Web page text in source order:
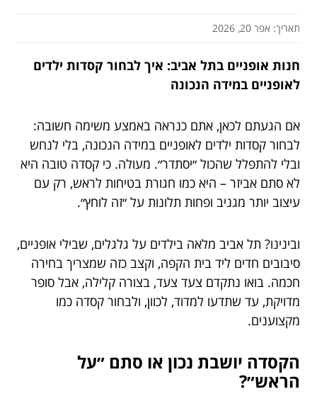
תאריך: אפר 20, 2026
חנות אופניים בתל אביב: איך לבחור קסדות ילדים
לאופניים במידה הנכונה
אם הגעתם לכאן, אתם כנראה באמצע משימה חשובה:
לבחור קסדות ילדים לאופניים במידה הנכונה, בלי לנחש
ובלי להתפלל שהכול ״יסתדר״. מעולה. כי קסדה טובה היא
לא סתם אביזר – היא כמו חגורת בטיחות לראש, רק עם
עיצוב יותר מגניב ופחות תלונות על ״זה לוחץ״.
ובינינו? תל אביב מלאה בילדים על גלגלים, שבילי אופניים,
סיבובים חדים ליד בית הקפה, וקצב כזה שמצריך בחירה
חכמה. בואו נתקדם צעד צעד, בצורה קלילה, אבל סופר
מדויקת, עד שתדעו למדוד, לכוון, ולבחור קסדה כמו
מקצוענים.
הקסדה יושבת נכון או סתם ״על
הראש״?